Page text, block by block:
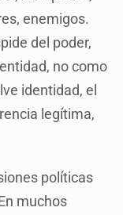
enemigos.
del poder,
no como
identidad, el
legítima,
políticas
muchos